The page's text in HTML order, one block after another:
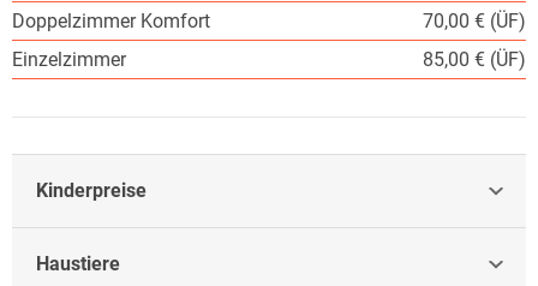
Doppelzimmer Komfort
Einzelzimmer
70,00 € (ÜF)
85,00 € (ÜF)
Kinderpreise
Haustiere